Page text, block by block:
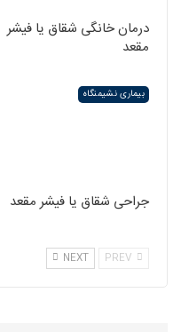
درمان خانگی شقاق یا فیشر
مقعد
بیماری نشیمنگاه
جراحی شقاق یا فیشر مقعد
NEXT